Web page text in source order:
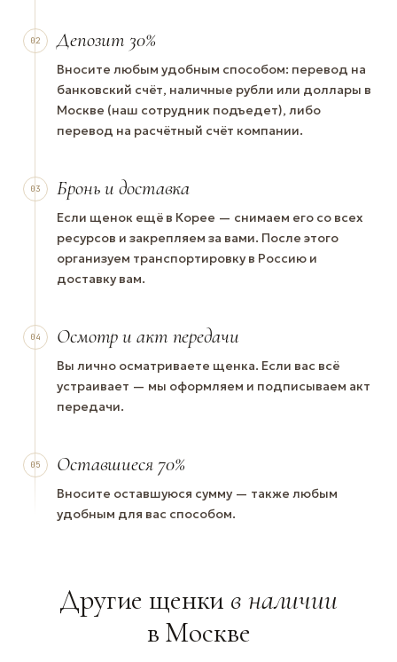
02 Депозит 30%
Вносите любым удобным способом: перевод на
банковский счёт, наличные рубли или доллары в
Москве (наш сотрудник подъедет), либо
перевод на расчётный счёт компании.
03 Бронь и доставка
Если щенок ещё в Корее — снимаем его со всех
ресурсов и закрепляем за вами. После этого
организуем транспортировку в Россию и
доставку вам.
04 Осмотр и акт передачи
Вы лично осматриваете щенка. Если вас всё
устраивает — мы оформляем и подписываем акт
передачи.
05 Оставшиеся 70%
Вносите оставшуюся сумму — также любым
удобным для вас способом.
Другие щенки в наличии
в Москве